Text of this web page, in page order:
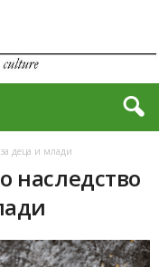
за деца и млади
наследство